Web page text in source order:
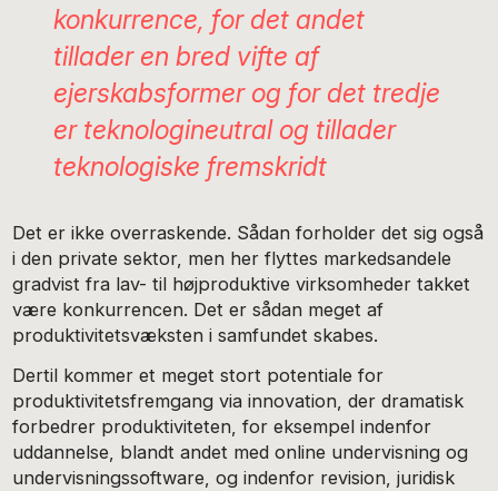
konkurrence, for det andet
tillader en bred vifte af
ejerskabsformer og for det tredje
er teknologineutral og tillader
teknologiske fremskridt
Det er ikke overraskende. Sådan forholder det sig også
i den private sektor, men her flyttes markedsandele
gradvist fra lav- til højproduktive virksomheder takket
være konkurrencen. Det er sådan meget af
produktivitetsvæksten i samfundet skabes.
Dertil kommer et meget stort potentiale for
produktivitetsfremgang via innovation, der dramatisk
forbedrer produktiviteten, for eksempel indenfor
uddannelse, blandt andet med online undervisning og
undervisningssoftware, og indenfor revision, juridisk